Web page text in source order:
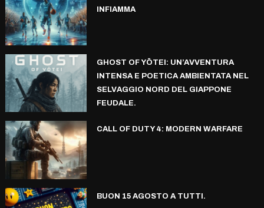
INFIAMMA
GHOST OF YŌTEI: UN’AVVENTURA
INTENSA E POETICA AMBIENTATA NEL
SELVAGGIO NORD DEL GIAPPONE
FEUDALE.
CALL OF DUTY 4: MODERN WARFARE
BUON 15 AGOSTO A TUTTI.